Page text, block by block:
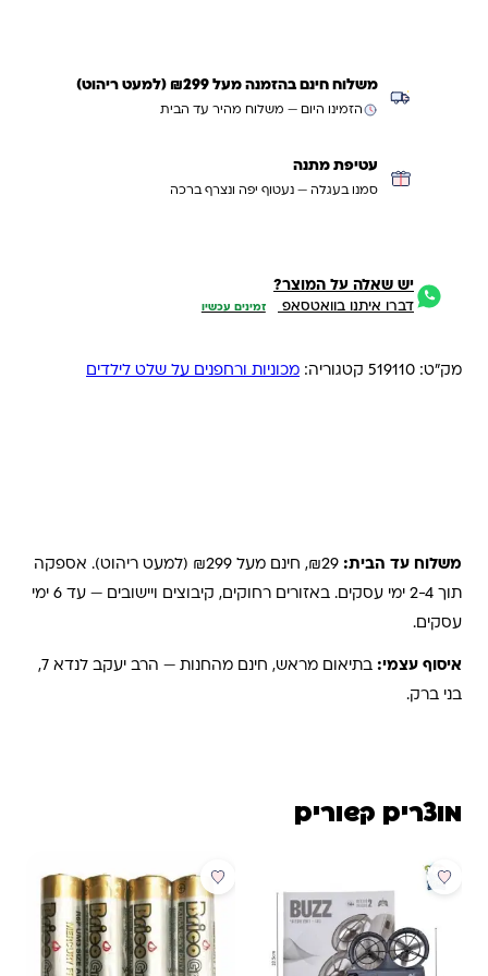
משלוח חינם בהזמנה מעל ₪299 (למעט ריהוט)
הזמינו היום — משלוח מהיר עד הבית
עטיפת מתנה
סמנו בעגלה — נעטוף יפה ונצרף ברכה
יש שאלה על המוצר?
דברו איתנו בוואטסאפ זמינים עכשיו
מק"ט: 519110 קטגוריה: מכוניות ורחפנים על שלט לילדים
משלוח עד הבית: ₪29, חינם מעל ₪299 (למעט ריהוט). אספקה
תוך 2-4 ימי עסקים. באזורים רחוקים, קיבוצים ויישובים — עד 6 ימי
עסקים.
איסוף עצמי: בתיאום מראש, חינם מהחנות — הרב יעקב לנדא 7,
בני ברק.
מוצרים קשורים
מבצע